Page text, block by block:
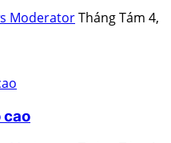
ModeratorTháng Tám 4,
cao